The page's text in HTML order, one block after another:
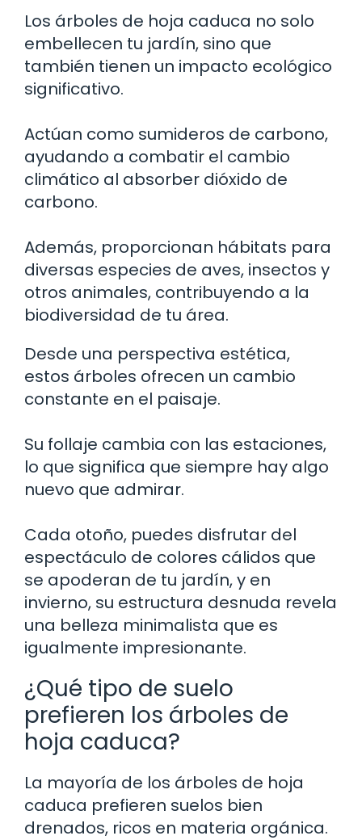
Los árboles de hoja caduca no solo
embellecen tu jardín, sino que
también tienen un impacto ecológico
significativo.
Actúan como sumideros de carbono,
ayudando a combatir el cambio
climático al absorber dióxido de
carbono.
Además, proporcionan hábitats para
diversas especies de aves, insectos y
otros animales, contribuyendo a la
biodiversidad de tu área.
Desde una perspectiva estética,
estos árboles ofrecen un cambio
constante en el paisaje.
Su follaje cambia con las estaciones,
lo que significa que siempre hay algo
nuevo que admirar.
Cada otoño, puedes disfrutar del
espectáculo de colores cálidos que
se apoderan de tu jardín, y en
invierno, su estructura desnuda revela
una belleza minimalista que es
igualmente impresionante.
¿Qué tipo de suelo
prefieren los árboles de
hoja caduca?
La mayoría de los árboles de hoja
caduca prefieren suelos bien
drenados, ricos en materia orgánica.